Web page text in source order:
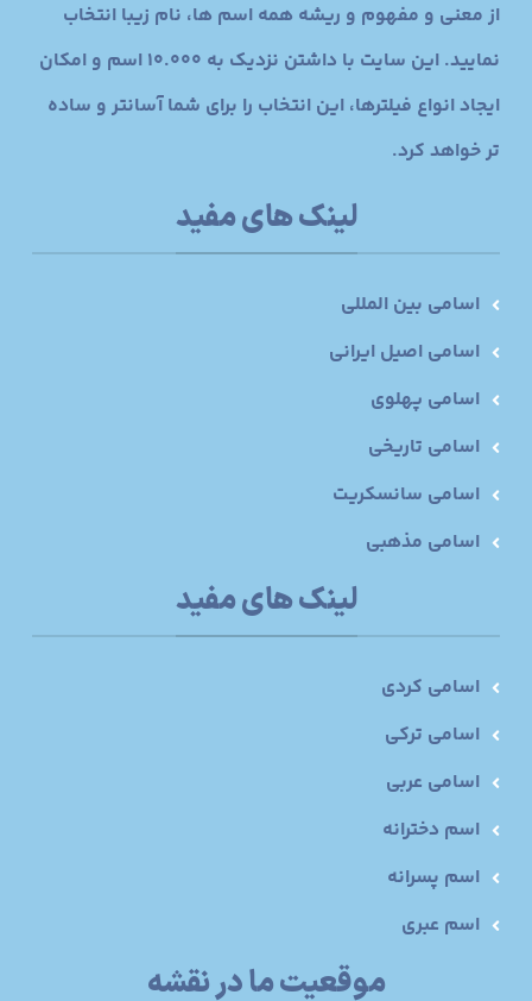
از معنی و مفهوم و ریشه همه اسم ها، نام زیبا انتخاب
نمایید. این سایت با داشتن نزدیک به 10.000 اسم و امکان
ایجاد انواع فیلترها، این انتخاب را برای شما آسانتر و ساده
تر خواهد کرد.
لینک های مفید
اسامی بین المللی
اسامی اصیل ایرانی
اسامی پهلوی
اسامی تاریخی
اسامی سانسکریت
اسامی مذهبی
لینک های مفید
اسامی کردی
اسامی ترکی
اسامی عربی
اسم دخترانه
اسم پسرانه
اسم عبری
موقعیت ما در نقشه